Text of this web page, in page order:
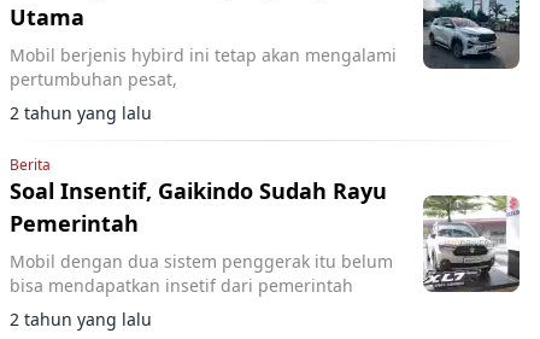
Utama
Mobil berjenis hybird ini tetap akan mengalami
pertumbuhan pesat,
2 tahun yang lalu
Berita
Soal Insentif, Gaikindo Sudah Rayu
Pemerintah
Mobil dengan dua sistem penggerak itu belum
bisa mendapatkan insetif dari pemerintah
2 tahun yang lalu